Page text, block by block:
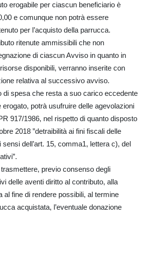
erogabile per ciascun beneficiario è
e comunque non potrà essere
per l’acquisto della parrucca.
ritenute ammissibili che non
di ciascun Avviso in quanto in
disponibili, verranno inserite con
relativa al successivo avviso.
di spesa che resta a suo carico eccedente
erogato, potrà usufruire delle agevolazioni
917/1986, nel rispetto di quanto disposto
2018 ”detraibilità ai fini fiscali delle
dell’art. 15, comma1, lettera c), del
previo consenso degli
delle aventi diritto al contributo, alla
al fine di rendere possibili, al termine
acquistata, l’eventuale donazione